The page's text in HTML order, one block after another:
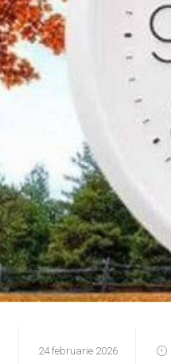
24 februarie 2026